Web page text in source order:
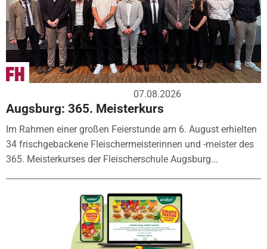
07.08.2026
Augsburg: 365. Meisterkurs
Im Rahmen einer großen Feierstunde am 6. August erhielten
34 frischgebackene Fleischermeisterinnen und -meister des
365. Meisterkurses der Fleischerschule Augsburg...